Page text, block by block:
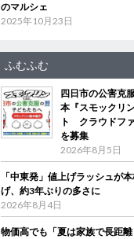
のマルシェ
2025年10月23日
ふむふむ
四日市の公害克
本『スモックリ
ト クラウドフ
を募集
2026年8月5日
「中東発」値上げラッシュが
げ、約3年ぶりの多さに
2026年8月4日
物価高でも「夏は家族で長距